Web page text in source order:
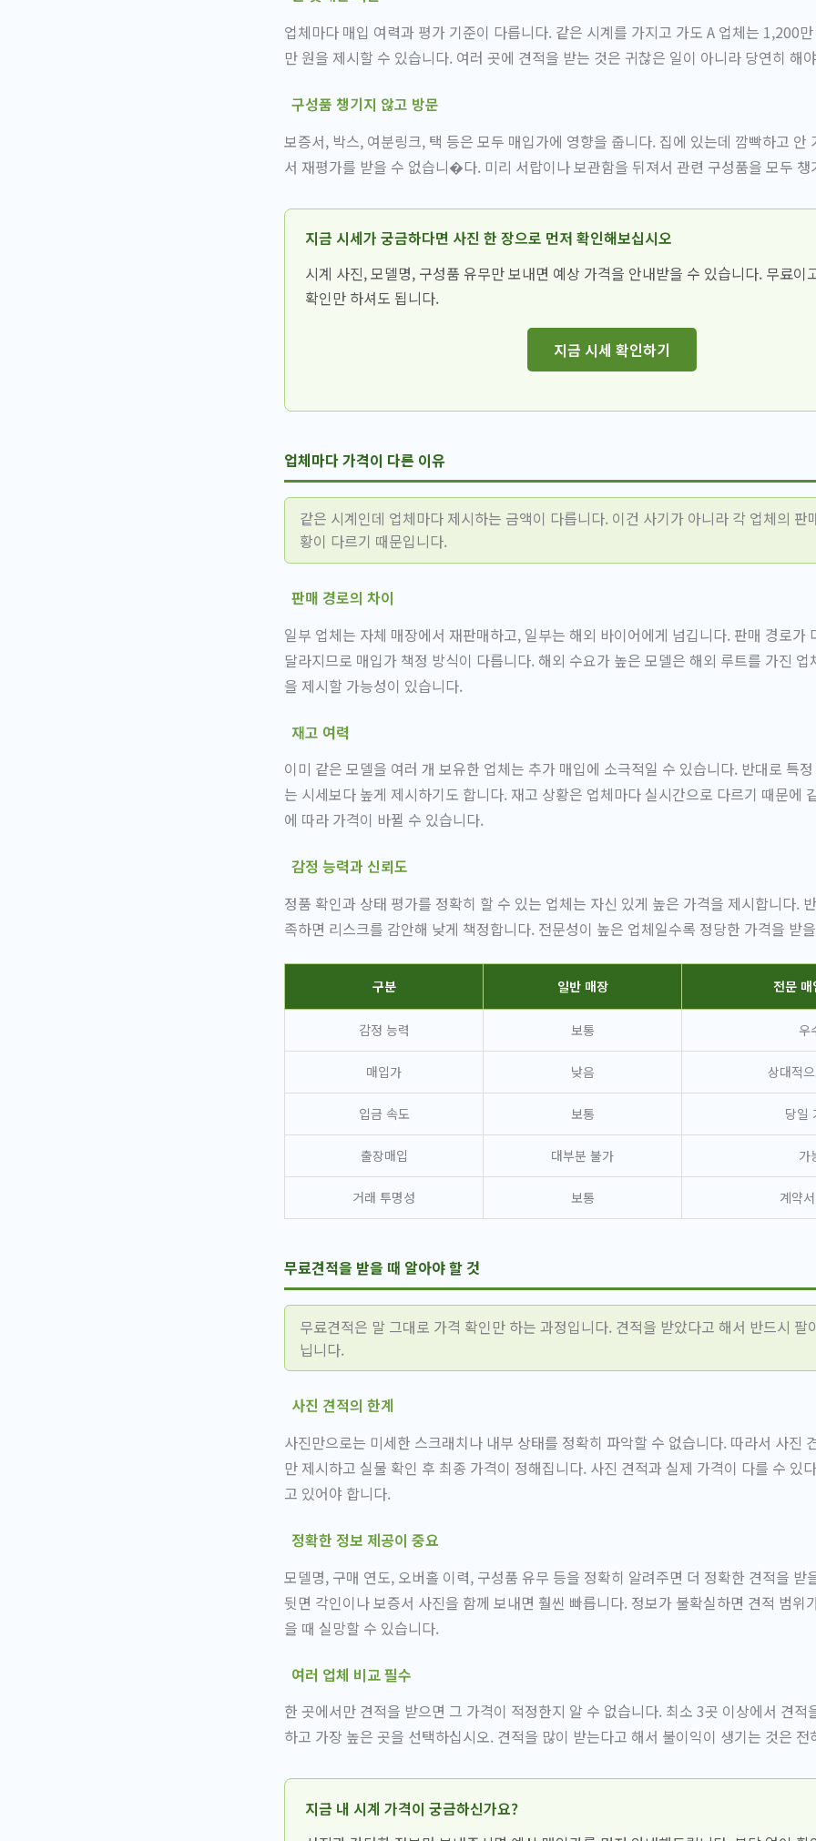
업체마다 매입 여력과 평가 기준이 다릅니다. 같은 시계를 가지고 가도 A 업체는 1,200
만 원을 제시할 수 있습니다. 여러 곳에 견적을 받는 것은 귀찮은 일이 아니라 당연히 해
구성품 챙기지 않고 방문
보증서, 박스, 여분링크, 택 등은 모두 매입가에 영향을 줍니다. 집에 있는데 깜빡하고 안
서 재평가를 받을 수 없습니�다. 미리 서랍이나 보관함을 뒤져서 관련 구성품을 모두 챙
지금 시세가 궁금하다면 사진 한 장으로 먼저 확인해보십시오
시계 사진, 모델명, 구성품 유무만 보내면 예상 가격을 안내받을 수 있습니다. 무료이
확인만 하셔도 됩니다.
지금 시세 확인하기
업체마다 가격이 다른 이유
같은 시계인데 업체마다 제시하는 금액이 다릅니다. 이건 사기가 아니라 각 업체의 판
황이 다르기 때문입니다.
판매 경로의 차이
일부 업체는 자체 매장에서 재판매하고, 일부는 해외 바이어에게 넘깁니다. 판매 경로가
달라지므로 매입가 책정 방식이 다릅니다. 해외 수요가 높은 모델은 해외 루트를 가진 업
을 제시할 가능성이 있습니다.
재고 여력
이미 같은 모델을 여러 개 보유한 업체는 추가 매입에 소극적일 수 있습니다. 반대로 특
는 시세보다 높게 제시하기도 합니다. 재고 상황은 업체마다 실시간으로 다르기 때문에
에 따라 가격이 바뀔 수 있습니다.
감정 능력과 신뢰도
정품 확인과 상태 평가를 정확히 할 수 있는 업체는 자신 있게 높은 가격을 제시합니다.
족하면 리스크를 감안해 낮게 책정합니다. 전문성이 높은 업체일수록 정당한 가격을 받
구분 일반 매장 전문 매
감정 능력 보통 우
매입가 낮음 상대적
입금 속도 보통 당일
출장매입 대부분 불가 가
거래 투명성 보통 계약
무료견적을 받을 때 알아야 할 것
무료견적은 말 그대로 가격 확인만 하는 과정입니다. 견적을 받았다고 해서 반드시 팔
닙니다.
사진 견적의 한계
사진만으로는 미세한 스크래치나 내부 상태를 정확히 파악할 수 없습니다. 따라서 사진
만 제시하고 실물 확인 후 최종 가격이 정해집니다. 사진 견적과 실제 가격이 다를 수 있
고 있어야 합니다.
정확한 정보 제공이 중요
모델명, 구매 연도, 오버홀 이력, 구성품 유무 등을 정확히 알려주면 더 정확한 견적을 받
뒷면 각인이나 보증서 사진을 함께 보내면 훨씬 빠릅니다. 정보가 불확실하면 견적 범위
을 때 실망할 수 있습니다.
여러 업체 비교 필수
한 곳에서만 견적을 받으면 그 가격이 적정한지 알 수 없습니다. 최소 3곳 이상에서 견적
하고 가장 높은 곳을 선택하십시오. 견적을 많이 받는다고 해서 불이익이 생기는 것은 전
지금 내 시계 가격이 궁금하신가요?